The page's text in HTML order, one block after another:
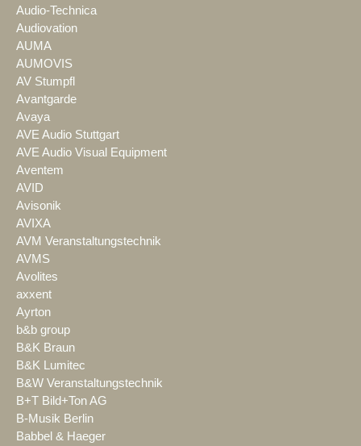
Audio-Technica
Audiovation
AUMA
AUMOVIS
AV Stumpfl
Avantgarde
Avaya
AVE Audio Stuttgart
AVE Audio Visual Equipment
Aventem
AVID
Avisonik
AVIXA
AVM Veranstaltungstechnik
AVMS
Avolites
axxent
Ayrton
b&b group
B&K Braun
B&K Lumitec
B&W Veranstaltungstechnik
B+T Bild+Ton AG
B-Musik Berlin
Babbel & Haeger